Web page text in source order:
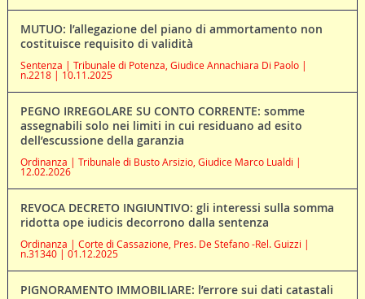
MUTUO: l’allegazione del piano di ammortamento non
costituisce requisito di validità
Sentenza | Tribunale di Potenza, Giudice Annachiara Di Paolo |
n.2218 | 10.11.2025
PEGNO IRREGOLARE SU CONTO CORRENTE: somme
assegnabili solo nei limiti in cui residuano ad esito
dell’escussione della garanzia
Ordinanza | Tribunale di Busto Arsizio, Giudice Marco Lualdi |
12.02.2026
REVOCA DECRETO INGIUNTIVO: gli interessi sulla somma
ridotta ope iudicis decorrono dalla sentenza
Ordinanza | Corte di Cassazione, Pres. De Stefano -Rel. Guizzi |
n.31340 | 01.12.2025
PIGNORAMENTO IMMOBILIARE: l’errore sui dati catastali